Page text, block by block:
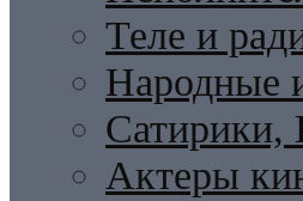
Теле и
Народные
Актеры